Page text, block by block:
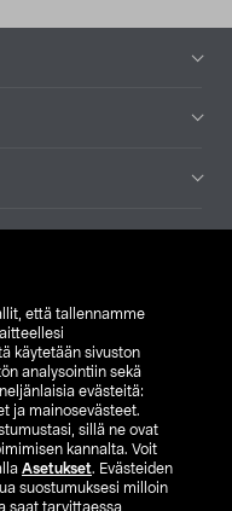
että tallennamme
käytetään sivuston
analysointiin sekä
evästeitä:
ja mainosevästeet.
sillä ne ovat
kannalta. Voit
Asetukset. Evästeiden
suostumuksesi milloin
saat tarvittaessa